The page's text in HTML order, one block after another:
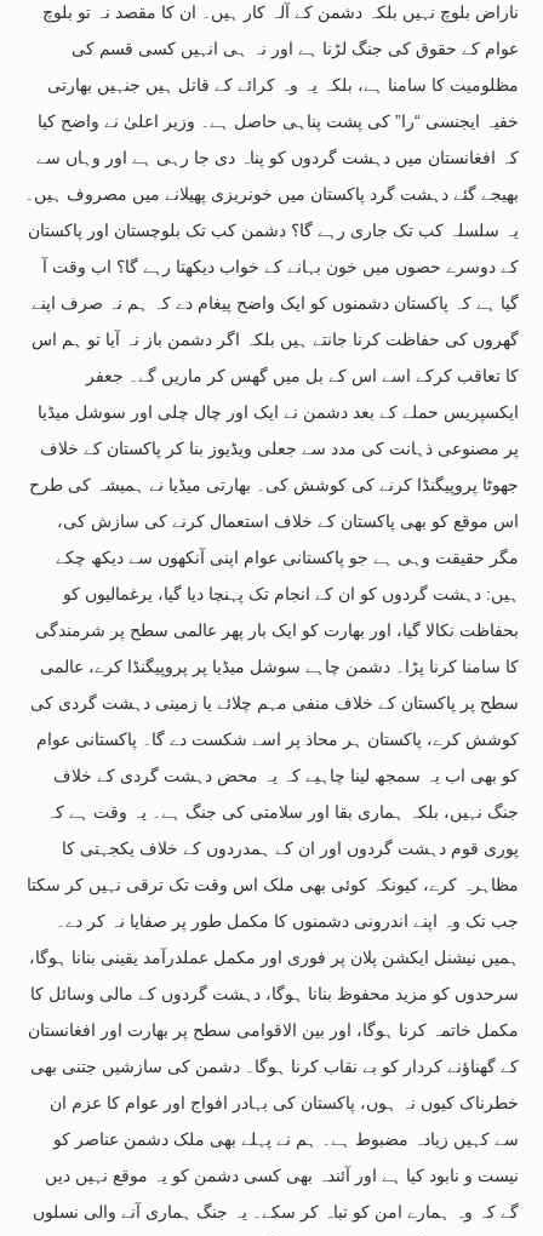
ناراض بلوچ نہیں بلکہ دشمن کے آلہ کار ہیں۔ ان کا مقصد نہ تو بلوچ
عوام کے حقوق کی جنگ لڑنا ہے اور نہ ہی انہیں کسی قسم کی
مظلومیت کا سامنا ہے، بلکہ یہ وہ کرائے کے قاتل ہیں جنہیں بھارتی
خفیہ ایجنسی “را” کی پشت پناہی حاصل ہے۔ وزیر اعلیٰ نے واضح کیا
کہ افغانستان میں دہشت گردوں کو پناہ دی جا رہی ہے اور وہاں سے
بھیجے گئے دہشت گرد پاکستان میں خونریزی پھیلانے میں مصروف ہیں۔
یہ سلسلہ کب تک جاری رہے گا؟ دشمن کب تک بلوچستان اور پاکستان
کے دوسرے حصوں میں خون بہانے کے خواب دیکھتا رہے گا؟ اب وقت آ
گیا ہے کہ پاکستان دشمنوں کو ایک واضح پیغام دے کہ ہم نہ صرف اپنے
گھروں کی حفاظت کرنا جانتے ہیں بلکہ اگر دشمن باز نہ آیا تو ہم اس
کا تعاقب کرکے اسے اس کے بل میں گھس کر ماریں گے۔ جعفر
ایکسپریس حملے کے بعد دشمن نے ایک اور چال چلی اور سوشل میڈیا
پر مصنوعی ذہانت کی مدد سے جعلی ویڈیوز بنا کر پاکستان کے خلاف
جھوٹا پروپیگنڈا کرنے کی کوشش کی۔ بھارتی میڈیا نے ہمیشہ کی طرح
اس موقع کو بھی پاکستان کے خلاف استعمال کرنے کی سازش کی،
مگر حقیقت وہی ہے جو پاکستانی عوام اپنی آنکھوں سے دیکھ چکے
ہیں: دہشت گردوں کو ان کے انجام تک پہنچا دیا گیا، یرغمالیوں کو
بحفاظت نکالا گیا، اور بھارت کو ایک بار پھر عالمی سطح پر شرمندگی
کا سامنا کرنا پڑا۔ دشمن چاہے سوشل میڈیا پر پروپیگنڈا کرے، عالمی
سطح پر پاکستان کے خلاف منفی مہم چلائے یا زمینی دہشت گردی کی
کوشش کرے، پاکستان ہر محاذ پر اسے شکست دے گا۔ پاکستانی عوام
کو بھی اب یہ سمجھ لینا چاہیے کہ یہ محض دہشت گردی کے خلاف
جنگ نہیں، بلکہ ہماری بقا اور سلامتی کی جنگ ہے۔ یہ وقت ہے کہ
پوری قوم دہشت گردوں اور ان کے ہمدردوں کے خلاف یکجہتی کا
مظاہرہ کرے، کیونکہ کوئی بھی ملک اس وقت تک ترقی نہیں کر سکتا
جب تک وہ اپنے اندرونی دشمنوں کا مکمل طور پر صفایا نہ کر دے۔
ہمیں نیشنل ایکشن پلان پر فوری اور مکمل عملدرآمد یقینی بنانا ہوگا،
سرحدوں کو مزید محفوظ بنانا ہوگا، دہشت گردوں کے مالی وسائل کا
مکمل خاتمہ کرنا ہوگا، اور بین الاقوامی سطح پر بھارت اور افغانستان
کے گھناؤنے کردار کو بے نقاب کرنا ہوگا۔ دشمن کی سازشیں جتنی بھی
خطرناک کیوں نہ ہوں، پاکستان کی بہادر افواج اور عوام کا عزم ان
سے کہیں زیادہ مضبوط ہے۔ ہم نے پہلے بھی ملک دشمن عناصر کو
نیست و نابود کیا ہے اور آئندہ بھی کسی دشمن کو یہ موقع نہیں دیں
گے کہ وہ ہمارے امن کو تباہ کر سکے۔ یہ جنگ ہماری آنے والی نسلوں